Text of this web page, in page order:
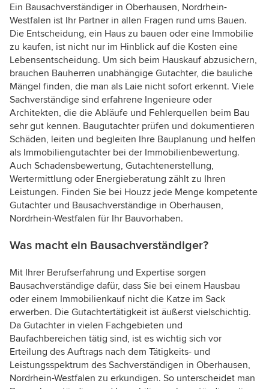
Ein Bausachverständiger in Oberhausen, Nordrhein-
Westfalen ist Ihr Partner in allen Fragen rund ums Bauen.
Die Entscheidung, ein Haus zu bauen oder eine Immobilie
zu kaufen, ist nicht nur im Hinblick auf die Kosten eine
Lebensentscheidung. Um sich beim Hauskauf abzusichern,
brauchen Bauherren unabhängige Gutachter, die bauliche
Mängel finden, die man als Laie nicht sofort erkennt. Viele
Sachverständige sind erfahrene Ingenieure oder
Architekten, die die Abläufe und Fehlerquellen beim Bau
sehr gut kennen. Baugutachter prüfen und dokumentieren
Schäden, leiten und begleiten Ihre Bauplanung und helfen
als Immobiliengutachter bei der Immobilienbewertung.
Auch Schadensbewertung, Gutachtenerstellung,
Wertermittlung oder Energieberatung zählt zu Ihren
Leistungen. Finden Sie bei Houzz jede Menge kompetente
Gutachter und Bausachverständige in Oberhausen,
Nordrhein-Westfalen für Ihr Bauvorhaben.
Was macht ein Bausachverständiger?
Mit Ihrer Berufserfahrung und Expertise sorgen
Bausachverständige dafür, dass Sie bei einem Hausbau
oder einem Immobilienkauf nicht die Katze im Sack
erwerben. Die Gutachtertätigkeit ist äußerst vielschichtig.
Da Gutachter in vielen Fachgebieten und
Baufachbereichen tätig sind, ist es wichtig sich vor
Erteilung des Auftrags nach dem Tätigkeits- und
Leistungsspektrum des Sachverständigen in Oberhausen,
Nordrhein-Westfalen zu erkundigen. So unterscheidet man